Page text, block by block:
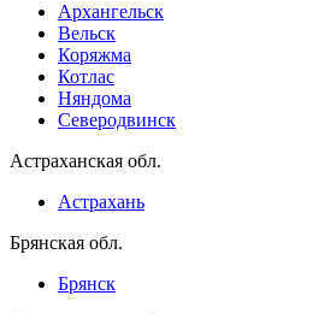
Архангельск
Вельск
Коряжма
Котлас
Няндома
Северодвинск
Астраханская обл.
Астрахань
Брянская обл.
Брянск